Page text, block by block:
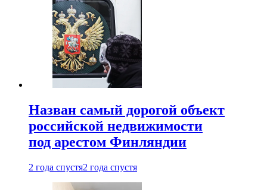
Назван самый дорогой объект
российской недвижимости
под арестом Финляндии
2 года спустя2 года спустя